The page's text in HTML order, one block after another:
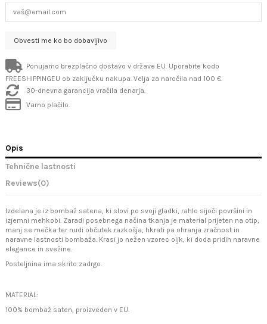
Ponujamo brezplačno dostavo v države EU. Uporabite kodo
FREESHIPPINGEU ob zaključku nakupa. Velja za naročila nad 100 €.
30-dnevna garancija vračila denarja.
Varno plačilo.
Opis
Tehnične lastnosti
Reviews(0)
Izdelana je iz bombaž satena, ki slovi po svoji gladki, rahlo sijoči površini in
izjemni mehkobi. Zaradi posebnega načina tkanja je material prijeten na otip,
manj se mečka ter nudi občutek razkošja, hkrati pa ohranja zračnost in
naravne lastnosti bombaža. Krasi jo nežen vzorec oljk, ki doda pridih naravne
elegance in svežine.
Posteljnina ima skrito zadrgo.
MATERIAL:
100% bombaž saten, proizveden v EU.